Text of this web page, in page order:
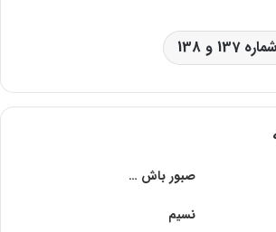
و 138
صبور باش …
نسیم